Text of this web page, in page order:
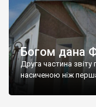
Богом дана
Друга частина
насиченою ніж